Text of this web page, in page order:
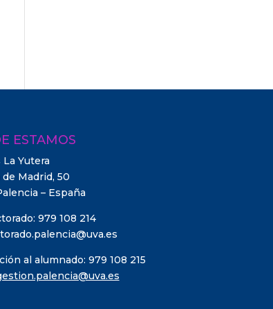
ESTAMOS
Yutera
Madrid, 50
– España
979 108 214
al alumnado: 979 108 215